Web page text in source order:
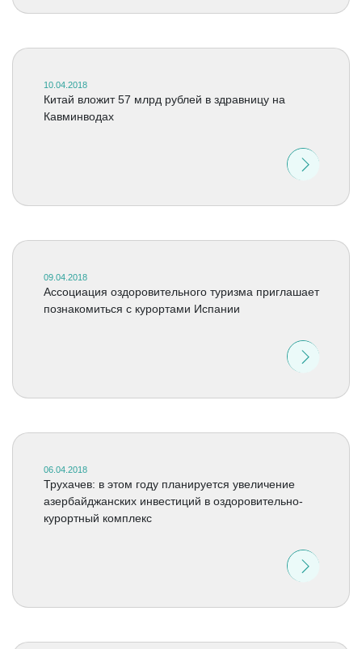
10.04.2018
Китай вложит 57 млрд рублей в здравницу на
Кавминводах
09.04.2018
Ассоциация оздоровительного туризма приглашает
познакомиться с курортами Испании
06.04.2018
Трухачев: в этом году планируется увеличение
азербайджанских инвестиций в оздоровительно-
курортный комплекс